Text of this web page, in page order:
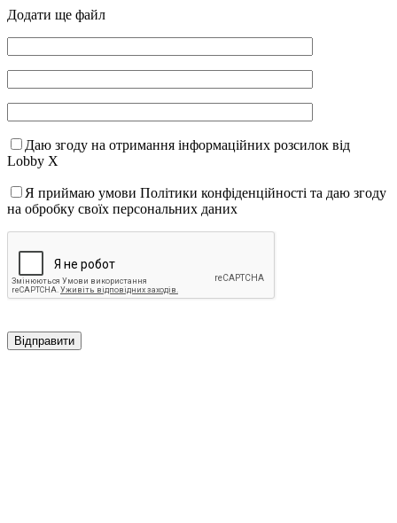
Додати ще файл
Даю згоду на отримання інформаційних розсилок від
Lobby X
Я приймаю умови Політики конфіденційності та даю згоду
на обробку своїх персональних даних